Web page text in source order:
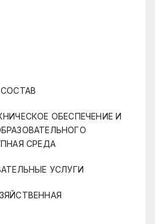
ОБЕСПЕЧЕНИЕ И
СРЕДА
УСЛУГИ